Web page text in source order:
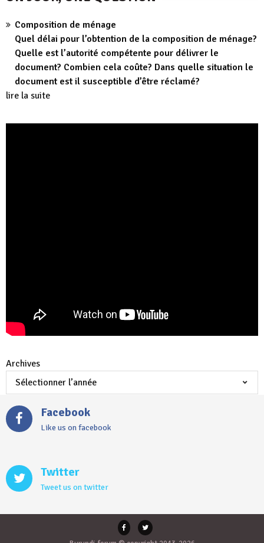
Composition de ménage
Quel délai pour l’obtention de la composition de ménage?
Quelle est l’autorité compétente pour délivrer le
document? Combien cela coûte? Dans quelle situation le
document est il susceptible d’être réclamé?
lire la suite
Archives
Facebook
Like us on facebook
Twitter
Tweet us on twitter